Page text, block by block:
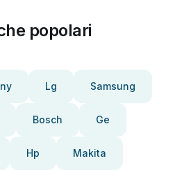
popolari
Lg Samsung
Bosch Ge
Hp Makita